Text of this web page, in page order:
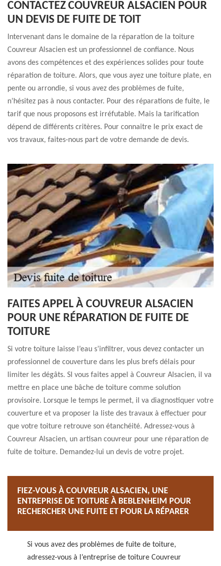
CONTACTEZ COUVREUR ALSACIEN POUR
UN DEVIS DE FUITE DE TOIT
Intervenant dans le domaine de la réparation de la toiture
Couvreur Alsacien est un professionnel de confiance. Nous
avons des compétences et des expériences solides pour toute
réparation de toiture. Alors, que vous ayez une toiture plate, en
pente ou arrondie, si vous avez des problèmes de fuite,
n’hésitez pas à nous contacter. Pour des réparations de fuite, le
tarif que nous proposons est irréfutable. Mais la tarification
dépend de différents critères. Pour connaitre le prix exact de
vos travaux, faites-nous part de votre demande de devis.
FAITES APPEL À COUVREUR ALSACIEN
POUR UNE RÉPARATION DE FUITE DE
TOITURE
Si votre toiture laisse l’eau s’infiltrer, vous devez contacter un
professionnel de couverture dans les plus brefs délais pour
limiter les dégâts. SI vous faites appel à Couvreur Alsacien, il va
mettre en place une bâche de toiture comme solution
provisoire. Lorsque le temps le permet, il va diagnostiquer votre
couverture et va proposer la liste des travaux à effectuer pour
que votre toiture retrouve son étanchéité. Adressez-vous à
Couvreur Alsacien, un artisan couvreur pour une réparation de
fuite de toiture. Demandez-lui un devis de votre projet.
FIEZ-VOUS À COUVREUR ALSACIEN, UNE
ENTREPRISE DE TOITURE À BEBLENHEIM POUR
RECHERCHER UNE FUITE ET POUR LA RÉPARER
Si vous avez des problèmes de fuite de toiture,
adressez-vous à l’entreprise de toiture Couvreur